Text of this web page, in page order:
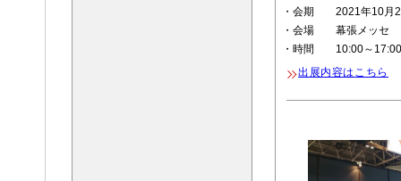
・会期 2021年10月
・会場 幕張メッセ
・時間 10:00～17:00
出展内容はこちら